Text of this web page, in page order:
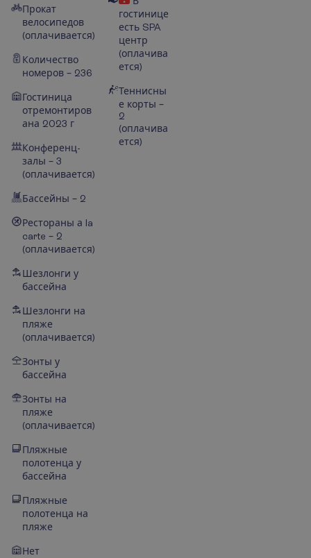
Прокат
велосипедов
(оплачивается)
Количество
номеров – 236
Гостиница
отремонтиров
ана 2023 г
Конференц-
залы – 3
(оплачивается)
Бассейны – 2
Рестораны а la
carte – 2
(оплачивается)
Шезлонги у
бассейна
Шезлонги на
пляже
(оплачивается)
Зонты у
бассейна
Зонты на
пляже
(оплачивается)
Пляжные
полотенца у
бассейна
Пляжные
полотенца на
пляже
Нет
гостинице
есть SPA
центр
(оплачива
ется)
Теннисны
е корты –
2
(оплачива
ется)